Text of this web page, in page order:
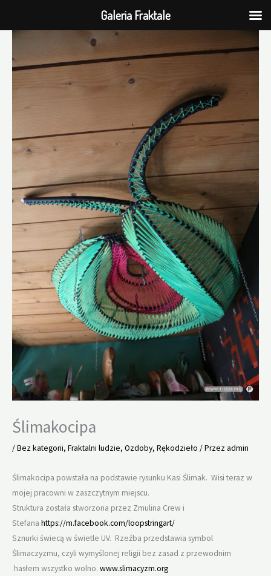
treści
Ślimakocipa
/Bez kategorii, Fraktalni ludzie, Ozdoby, Rękodzieło / Przezadmin
Ślimakocipa powstała na podstawie rysunku Kasi Ślimak. Wisi teraz w
mojej pracowni w zaszczytnym miejscu.
Struktura została stworzona przez Zmulina Crew i
Stefana https://m.facebook.com/loopstringart/
Sznurki świecą w świetle UV. Rzeźba przedstawia symbol
Ślimaczyzmu, czyli wymyślonej religii bez zasad z przewodnim
hasłem wszystko wolno. www.slimacyzm.org
Galeria Fraktale